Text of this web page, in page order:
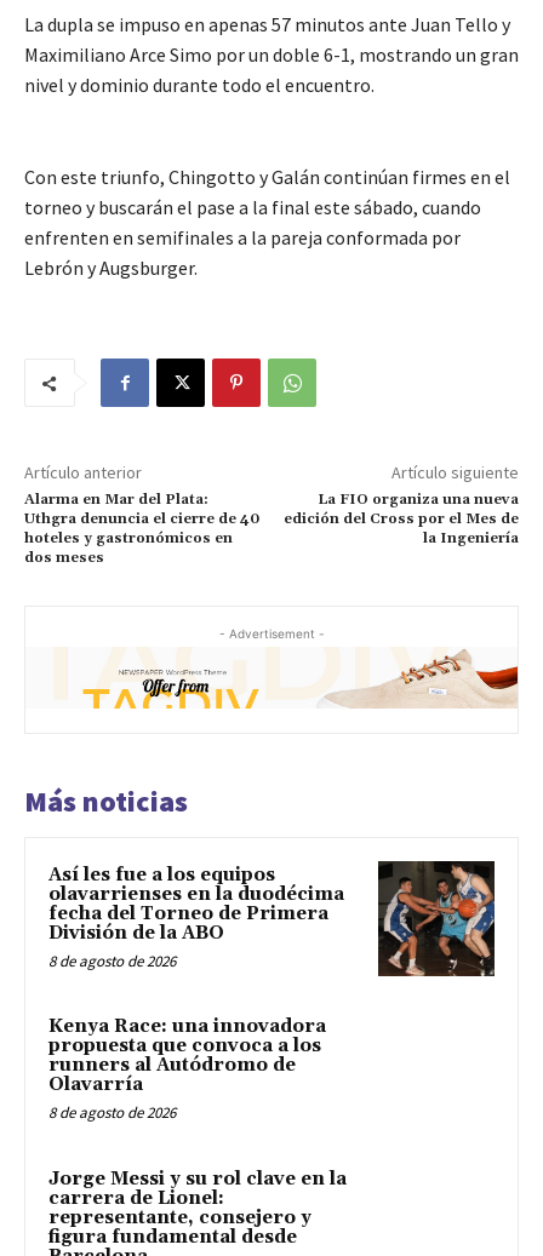
La dupla se impuso en apenas 57 minutos ante Juan Tello y
Maximiliano Arce Simo por un doble 6-1, mostrando un gran
nivel y dominio durante todo el encuentro.
Con este triunfo, Chingotto y Galán continúan firmes en el
torneo y buscarán el pase a la final este sábado, cuando
enfrenten en semifinales a la pareja conformada por
Lebrón y Augsburger.
Artículo anterior
Alarma en Mar del Plata:
Uthgra denuncia el cierre de 40
hoteles y gastronómicos en
dos meses
Artículo siguiente
La FIO organiza una nueva
edición del Cross por el Mes de
la Ingeniería
- Advertisement -
Más noticias
Así les fue a los equipos
olavarrienses en la duodécima
fecha del Torneo de Primera
División de la ABO
8 de agosto de 2026
Kenya Race: una innovadora
propuesta que convoca a los
runners al Autódromo de
Olavarría
8 de agosto de 2026
Jorge Messi y su rol clave en la
carrera de Lionel:
representante, consejero y
figura fundamental desde